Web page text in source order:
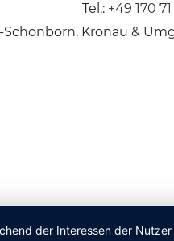
Tel.: +49 170
Schönborn, Kronau &
der Interessen der